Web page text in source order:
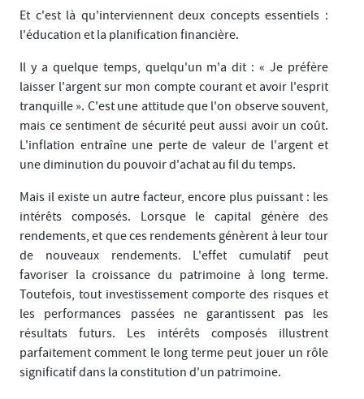
Et c'est là qu'interviennent deux concepts essentiels :
l'éducation et la planification financière.
Il y a quelque temps, quelqu'un m'a dit : « Je préfère
laisser l'argent sur mon compte courant et avoir l'esprit
tranquille ». C'est une attitude que l'on observe souvent,
mais ce sentiment de sécurité peut aussi avoir un coût.
L'inflation entraîne une perte de valeur de l'argent et
une diminution du pouvoir d'achat au fil du temps.
Mais il existe un autre facteur, encore plus puissant : les
intérêts composés. Lorsque le capital génère des
rendements, et que ces rendements génèrent à leur tour
de nouveaux rendements. L'effet cumulatif peut
favoriser la croissance du patrimoine à long terme.
Toutefois, tout investissement comporte des risques et
les performances passées ne garantissent pas les
résultats futurs. Les intérêts composés illustrent
parfaitement comment le long terme peut jouer un rôle
significatif dans la constitution d'un patrimoine.